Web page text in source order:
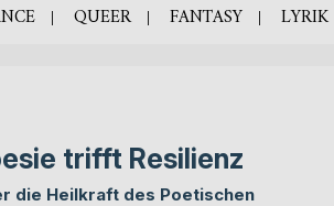
QUEER FANTASY LYRIK
trifft Resilienz
die Heilkraft des Poetischen